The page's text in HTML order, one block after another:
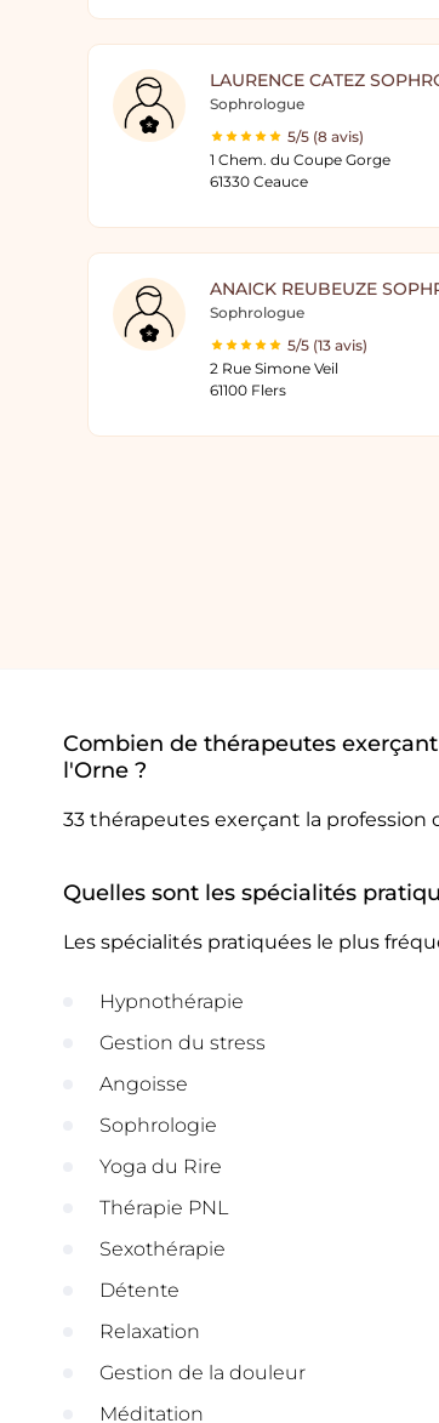
LAURENCE CATEZ
Sophrologue
5/5 (8 avis)
1 Chem. du Coupe Gorge
61330 Ceauce
ANAICK REUBEUZE
Sophrologue
5/5 (13 avis)
2 Rue Simone Veil
61100 Flers
Combien de thérapeutes
l'Orne ?
33 thérapeutes exerçant la
Quelles sont les spécialités
Les spécialités pratiquées le plus
Hypnothérapie
Gestion du stress
Angoisse
Sophrologie
Yoga du Rire
Thérapie PNL
Sexothérapie
Détente
Relaxation
Gestion de la douleur
Méditation